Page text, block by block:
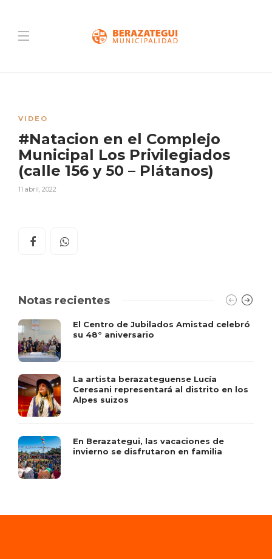
VIDEO
#Natacion en el Complejo
Municipal Los Privilegiados
(calle 156 y 50 – Plátanos)
11 abril, 2022
Notas recientes
El Centro de Jubilados Amistad celebró
su 48° aniversario
La artista berazateguense Lucía
Ceresani representará al distrito en los
Alpes suizos
En Berazategui, las vacaciones de
invierno se disfrutaron en familia